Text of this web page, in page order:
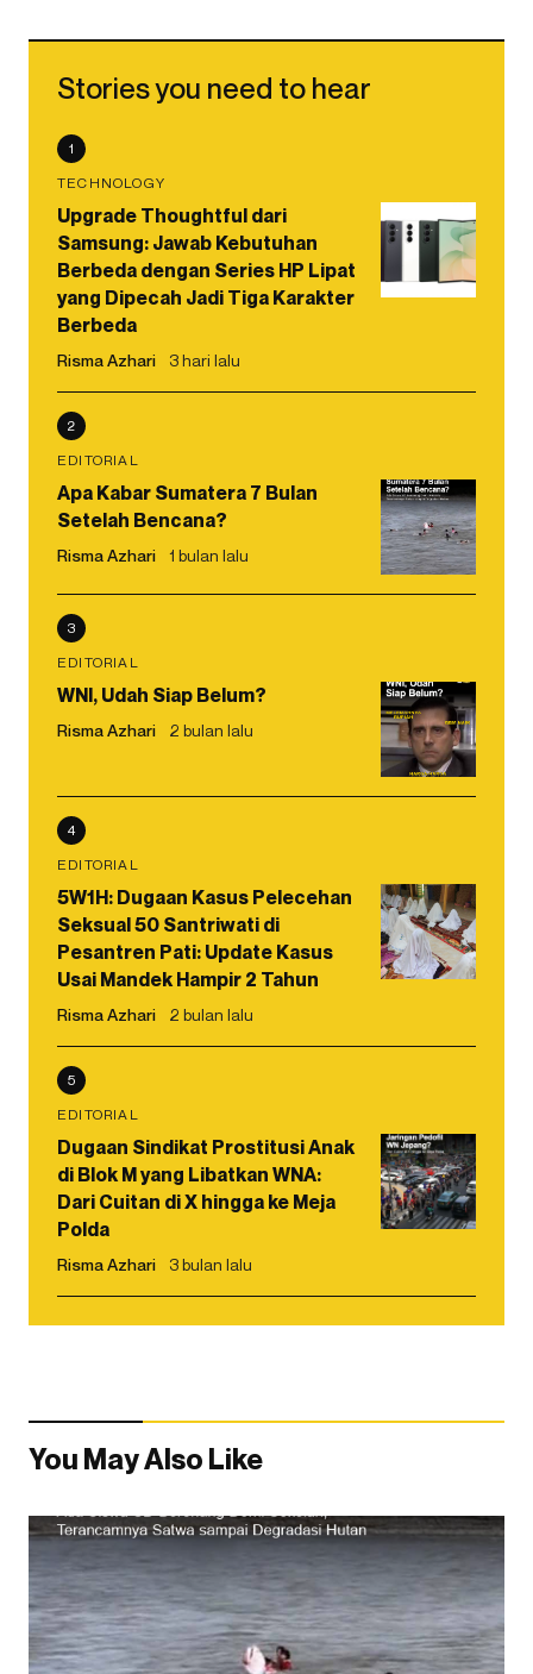
Stories you need to hear
1
TECHNOLOGY
Upgrade Thoughtful dari
Samsung: Jawab Kebutuhan
Berbeda dengan Series HP Lipat
yang Dipecah Jadi Tiga Karakter
Berbeda
Risma Azhari 3 hari lalu
2
EDITORIAL
Apa Kabar Sumatera 7 Bulan
Setelah Bencana?
Risma Azhari 1 bulan lalu
3
EDITORIAL
WNI, Udah Siap Belum?
Risma Azhari 2 bulan lalu
4
EDITORIAL
5W1H: Dugaan Kasus Pelecehan
Seksual 50 Santriwati di
Pesantren Pati: Update Kasus
Usai Mandek Hampir 2 Tahun
Risma Azhari 2 bulan lalu
5
EDITORIAL
Dugaan Sindikat Prostitusi Anak
di Blok M yang Libatkan WNA:
Dari Cuitan di X hingga ke Meja
Polda
Risma Azhari 3 bulan lalu
You May Also Like